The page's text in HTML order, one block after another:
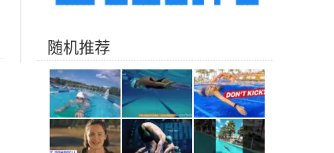
随机推荐